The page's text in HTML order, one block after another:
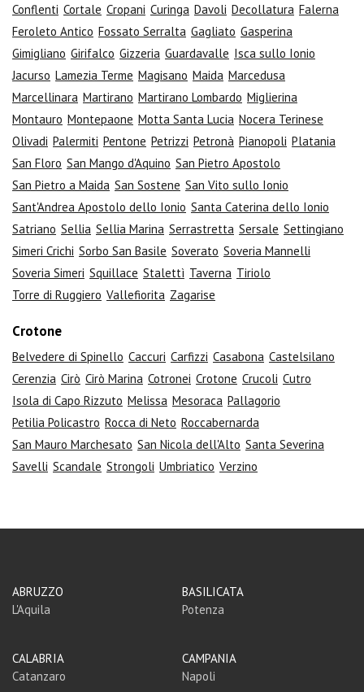
Conflenti Cortale Cropani Curinga Davoli Decollatura Falerna
Feroleto Antico Fossato Serralta Gagliato Gasperina
Gimigliano Girifalco Gizzeria Guardavalle Isca sullo Ionio
Jacurso Lamezia Terme Magisano Maida Marcedusa
Marcellinara Martirano Martirano Lombardo Miglierina
Montauro Montepaone Motta Santa Lucia Nocera Terinese
Olivadi Palermiti Pentone Petrizzi Petronà Pianopoli Platania
San Floro San Mango d'Aquino San Pietro Apostolo
San Pietro a Maida San Sostene San Vito sullo Ionio
Sant'Andrea Apostolo dello Ionio Santa Caterina dello Ionio
Satriano Sellia Sellia Marina Serrastretta Sersale Settingiano
Simeri Crichi Sorbo San Basile Soverato Soveria Mannelli
Soveria Simeri Squillace Stalettì Taverna Tiriolo
Torre di Ruggiero Vallefiorita Zagarise
Crotone
Belvedere di Spinello Caccuri Carfizzi Casabona Castelsilano
Cerenzia Cirò Cirò Marina Cotronei Crotone Crucoli Cutro
Isola di Capo Rizzuto Melissa Mesoraca Pallagorio
Petilia Policastro Rocca di Neto Roccabernarda
San Mauro Marchesato San Nicola dell'Alto Santa Severina
Savelli Scandale Strongoli Umbriatico Verzino
ABRUZZO
L'Aquila
BASILICATA
Potenza
CALABRIA
Catanzaro
CAMPANIA
Napoli